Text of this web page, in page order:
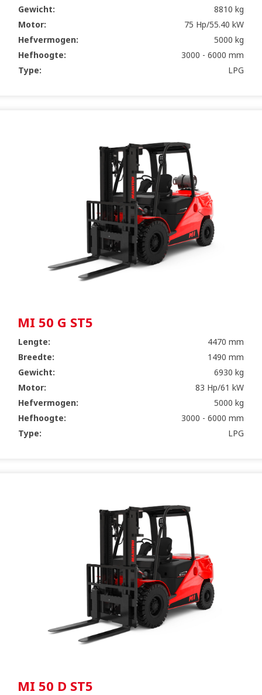
Gewicht:
8810 kg
Motor:
75 Hp/55.40 kW
Hefvermogen:
5000 kg
Hefhoogte:
3000 - 6000 mm
Type:
LPG
MI 50 G ST5
Lengte:
4470 mm
Breedte:
1490 mm
Gewicht:
6930 kg
Motor:
83 Hp/61 kW
Hefvermogen:
5000 kg
Hefhoogte:
3000 - 6000 mm
Type:
LPG
MI 50 D ST5